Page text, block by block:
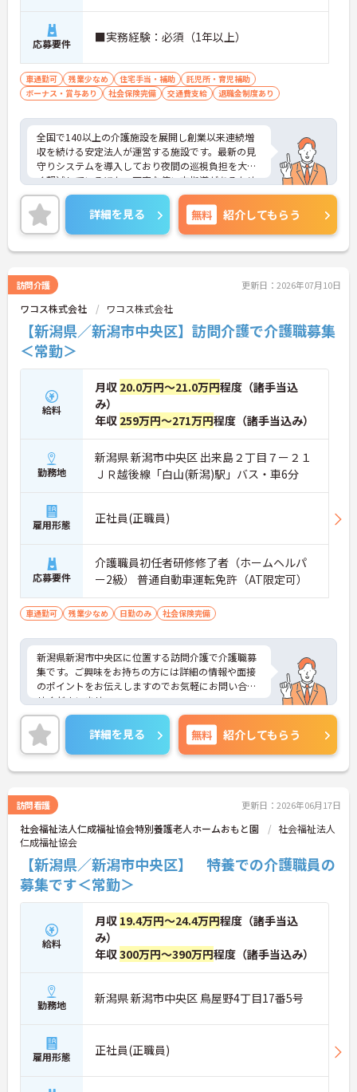
応募要件 ■実務経験：必須（1年以上）
車通勤可 残業少なめ 住宅手当・補助
託児所・育児補助
ボーナス・賞与あり
社会保険完備 交通費支給 退職金制度あり
全国で140以上の介護施設を展開し創業以来連続増
収を続ける安定法人が運営する施設です。最新の見
守りシステムを導入しており夜間の巡視負担を大き
く軽減しているほか、丁寧な使い方指導があるため
安心して業務を始められます。月平均残業10時間程
度、住宅手当や子供手当、1食300円の食事補助など
生活を支える福利厚生が大変充実しています。『ハ
タラクエール2023』の認証も取得しており、資格取
得支援や職種別研修制度を通じて着実なキャリアア
分に活かし、ご自身の生活も大切にしながら長期的
に活躍できるおすすめの環境です。
★おすすめPOINT★
【安定した経営基盤とキャリア支援】
・全国140以上の施設を展開し連続増収を続ける安
定法人が運営しています
・資格取得支援や職種別研修制度があり有資格者の
スキルアップを応援しています
・資格手当や処遇改善手当が充実！昇格実績もあり
頑張りがしっかり評価される風通しの良い環境です
【最新設備による負担軽減と働きやすさ】
・最新の見守りシステム導入により夜勤時の巡視の
手間を大きく軽減しています
・機器の導入にあたっては誰でも使いこなせるよう
丁寧な指導を実施しています
【生活を支える充実の福利厚生】
・1食300円で施設と同じ食事が食べられる食事補助
制度を利用できます ・徒歩や自転車の通勤手当も用
意しています
詳細を見る 無料 紹介してもらう
訪問介護 更新日：2026年07月10日
ワコス株式会社 ワコス株式会社
【新潟県／新潟市中央区】訪問介護で介護職募集
＜常勤＞
給料
月収 20.0万円～21.0万円程度（諸手当込
み）
年収 259万円～271万円程度（諸手当込み）
勤務地
新潟県 新潟市中央区 出来島２丁目７ー２１
ＪＲ越後線「白山(新潟)駅」バス・車6分
雇用形態 正社員(正職員)
応募要件
介護職員初任者研修修了者（ホームヘルパ
ー2級） 普通自動車運転免許（AT限定可）
車通勤可 残業少なめ 日勤のみ 社会保険完備
新潟県新潟市中央区に位置する訪問介護で介護職募
集です。ご興味をお持ちの方には詳細の情報や面接
のポイントをお伝えしますのでお気軽にお問い合わ
せくださいませ。
詳細を見る 無料 紹介してもらう
訪問看護 更新日：2026年06月17日
社会福祉法人仁成福祉協会特別養護老人ホームおもと園
社会福祉法人
仁成福祉協会
【新潟県／新潟市中央区】 特養での介護職員の
募集です＜常勤＞
給料
月収 19.4万円～24.4万円程度（諸手当込
み）
年収300万円～390万円程度（諸手当込み）
勤務地 新潟県 新潟市中央区 鳥屋野4丁目17番5号
雇用形態 正社員(正職員)